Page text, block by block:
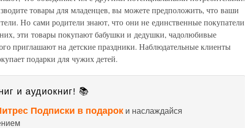
товары для младенцев, вы можете предположить, что ваши
Но сами родители знают, что они не единственные покупатели
эти товары покупают бабушки и дедушки, чадолюбивые
приглашают на детские праздники. Наблюдательные клиенты
подарки для чужих детей.
и аудиокниг! 📚
Подписки в подарок и наслаждайся